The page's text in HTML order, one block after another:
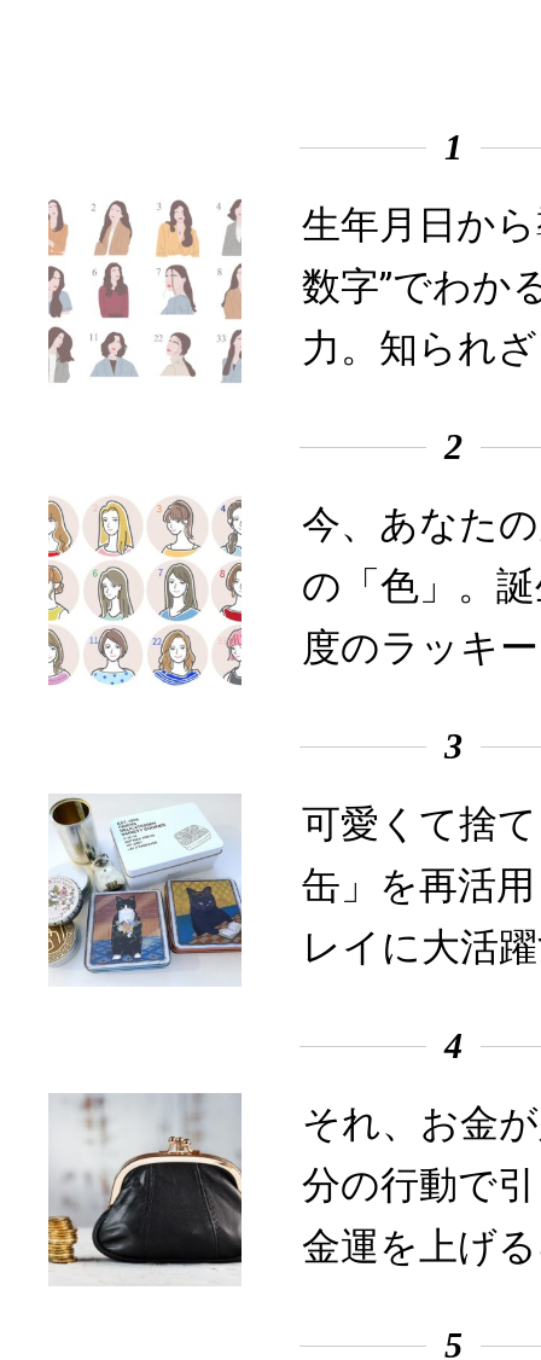
1
生年月日か
数字”でわか
力。知られ
2
今、あなた
の「色」。
度のラッキ
3
可愛くて捨
缶」を再活
レイに大活
4
それ、お金
分の行動で
金運を上げ
5